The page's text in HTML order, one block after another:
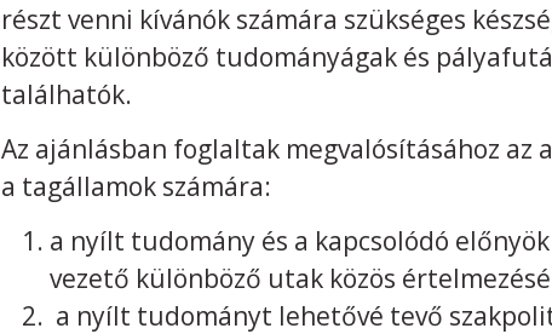
részt venni kívánók számára szükséges
között különböző tudományágak és
találhatók.
Az ajánlásban foglaltak megvalósításához
a tagállamok számára:
a nyílt tudomány és a kapcsolódó
vezető különböző utak közös
a nyílt tudományt lehetővé tevő